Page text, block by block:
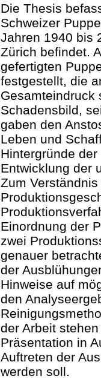
Die Thesis
Schweizer
Jahren 1940 bis
Zürich befindet.
gefertigten
festgestellt, die
Gesamteindruck
Schadensbild,
gaben den
Leben und
Hintergründe
Entwicklung der
Zum
Einordnung der
zwei
genauer
der
Hinweise auf
den
der Arbeit
Präsentation in
Auftreten der
werden soll.